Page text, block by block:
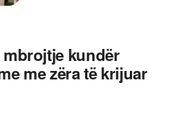
kundër
me zëra të krijuar